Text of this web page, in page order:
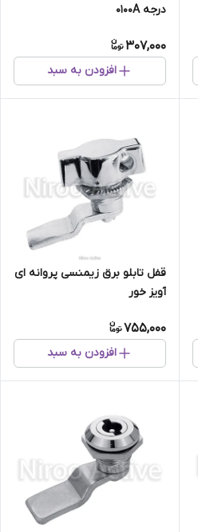
درجه ۰۱۰۰A
307,000
افزودن به سبد
قفل تابلو برق زیمنسی پروانه ای
آویز خور
755,000
افزودن به سبد